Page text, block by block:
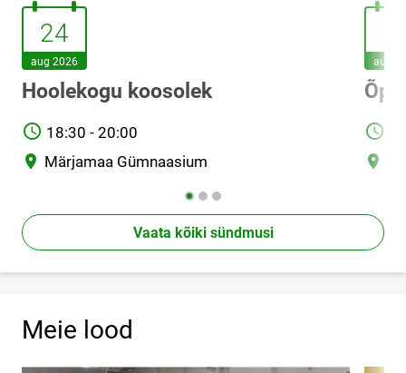
24.august 2026
24
aug 2026
Hoolekogu koosolek
TIME18:30 - 20:00
Asukoht
Märjamaa Gümnaasium
aug
TIME
Vaata kõiki sündmusi
Meie lood